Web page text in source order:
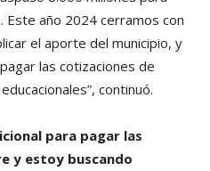
Este año 2024 cerramos con
el aporte del municipio, y
las cotizaciones de
continuó.
para pagar las
y estoy buscando